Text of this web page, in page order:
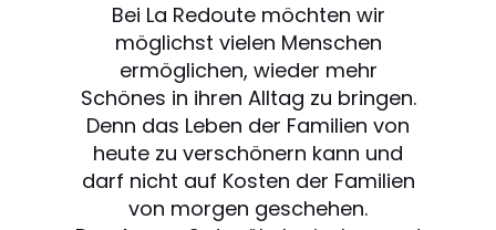
Bei La Redoute möchten wir
möglichst vielen Menschen
ermöglichen, wieder mehr
Schönes in ihren Alltag zu bringen.
Denn das Leben der Familien von
heute zu verschönern kann und
darf nicht auf Kosten der Familien
von morgen geschehen.